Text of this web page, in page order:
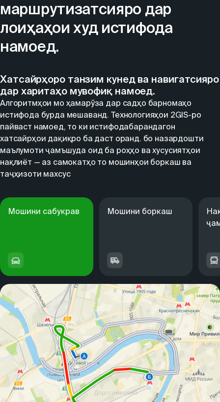
маршрутизатсияро дар
лоиҳаҳои худ истифода
намоед.
Хатсайрҳоро танзим кунед ва навигатсияро
дар харитаҳо мувофиқ намоед.
Алгоритмҳои мо ҳамарӯза дар садҳо барномаҳо
истифода бурда мешаванд. Технологияҳои 2GIS-ро
пайваст намоед, то ки истифодабарандагон
хатсайрҳои дақиқро ба даст оранд. бо назардошти
маълумоти ҷамъшуда оид ба роҳҳо ва хусусиятҳои
нақлиёт — аз самокатҳо то мошинҳои боркаш ва
таҷҳизоти махсус
Мошини сабукрав Мошини боркаш